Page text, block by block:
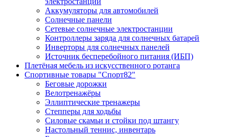
Аккумуляторы для автомобилей
Солнечные панели
Сетевые солнечные электростанции
Контроллеры заряда для солнечных батарей
Инверторы для солнечных панелей
Источник бесперебойного питания (ИБП)
Плетёная мебель из искусственного ротанга
Спортивные товары "Спорт82"
Беговые дорожки
Велотренажёры
Эллиптические тренажеры
Степперы для ходьбы
Силовые скамьи и стойки под штангу
Настольный теннис, инвентарь